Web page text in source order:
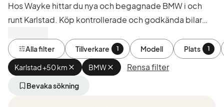
Hos Wayke hittar du nya och begagnade BMW i och
runt Karlstad. Köp kontrollerade och godkända bilar
Alla filter Tillverkare 1 Modell Plats 1
Karlstad +50 km Ta
bort
aktivt
BMW Ta
bort
Rensa filter
Bevaka sökning